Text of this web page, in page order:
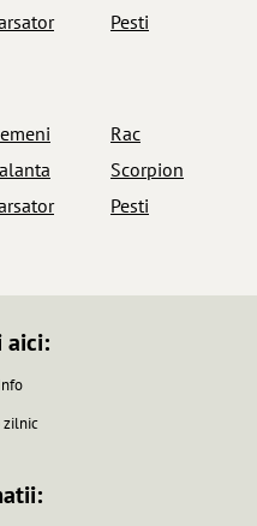
Pesti
Rac
Scorpion
Pesti
aici:
zilnic